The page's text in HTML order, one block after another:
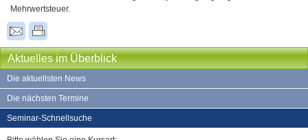
Mehrwertsteuer.
Aktuelles im Überblick
Die aktuellsten News
Die nächsten Termine
Seminar-Schnellsuche